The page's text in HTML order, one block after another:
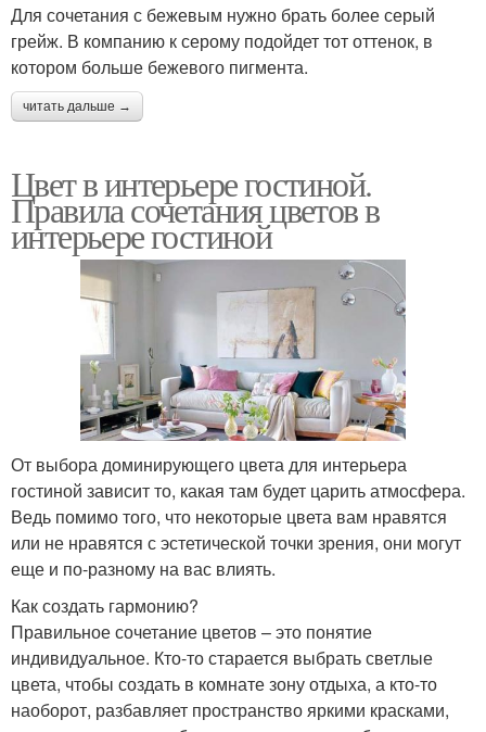
Для сочетания с бежевым нужно брать более серый
грейж. В компанию к серому подойдет тот оттенок, в
котором больше бежевого пигмента.
читать дальше →
Цвет в интерьере гостиной.
Правила сочетания цветов в
интерьере гостиной
От выбора доминирующего цвета для интерьера
гостиной зависит то, какая там будет царить атмосфера.
Ведь помимо того, что некоторые цвета вам нравятся
или не нравятся с эстетической точки зрения, они могут
еще и по-разному на вас влиять.
Как создать гармонию?
Правильное сочетание цветов – это понятие
индивидуальное. Кто-то старается выбрать светлые
цвета, чтобы создать в комнате зону отдыха, а кто-то
наоборот, разбавляет пространство яркими красками,